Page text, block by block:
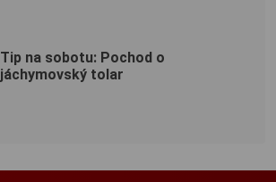
Tip na sobotu: Pochod o
jáchymovský tolar